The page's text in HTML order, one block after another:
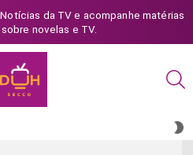
da TV e acompanhe matérias
novelas e TV.